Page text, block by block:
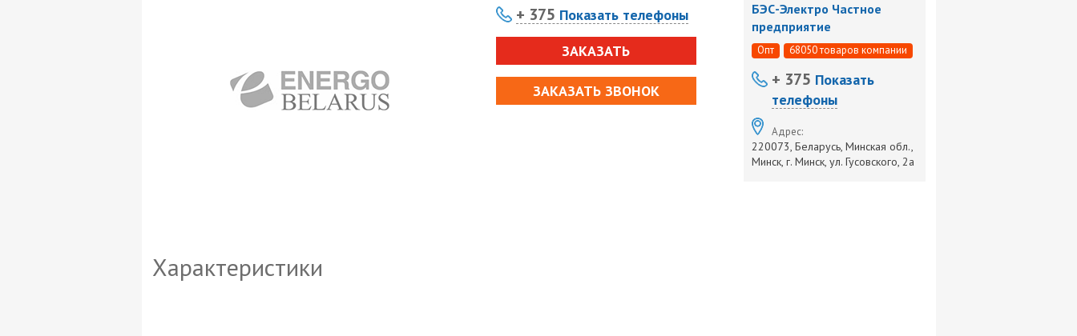
+ 375 Показать телефоны
ЗАКАЗАТЬ
ЗАКАЗАТЬ ЗВОНОК
Характеристики
БЭС-Электро Частное
предприятие
Опт 68050 товаров компании
+ 375 Показать
телефоны
Адрес:
220073, Беларусь, Минская обл.,
Минск, г. Минск, ул. Гусовского, 2а